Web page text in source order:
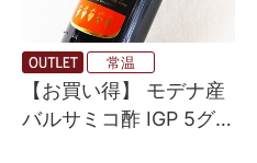
常温
【お買い得】 モデナ産
バルサミコ酢 IGP 5グレ